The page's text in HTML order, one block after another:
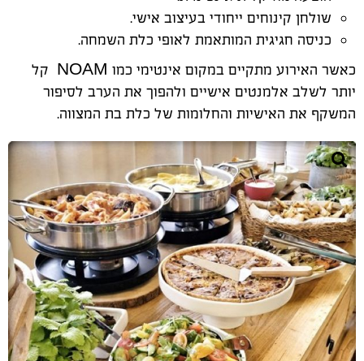
שולחן קינוחים ייחודי בעיצוב אישי.
כניסה חגיגית המותאמת לאופי כלת השמחה.
כאשר האירוע מתקיים במקום אינטימי כמו
קל
יותר לשלב אלמנטים אישיים ולהפוך את הערב לסיפור
המשקף את האישיות והחלומות של כלת בת המצווה.